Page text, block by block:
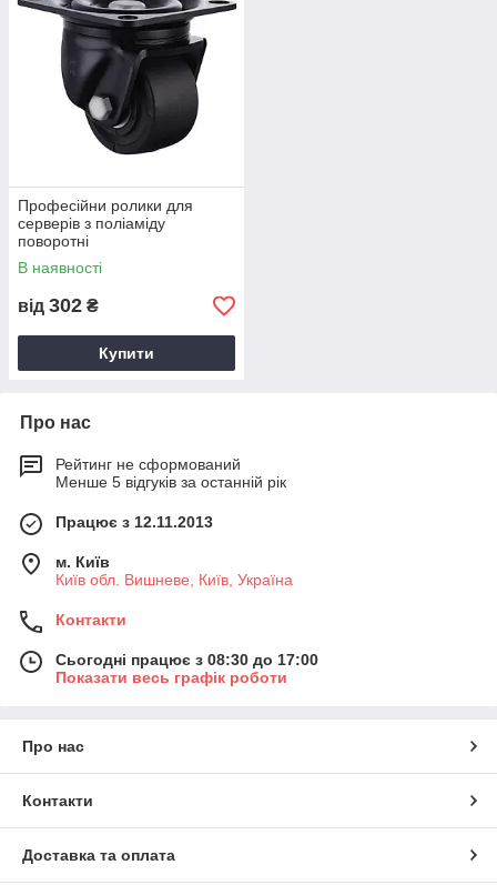
Професійни ролики для
серверів з поліаміду
поворотні
В наявності
від 302 ₴
Купити
Про нас
Рейтинг не сформований
Менше 5 відгуків за останній рік
Працює з 12.11.2013
м. Київ
Київ обл. Вишневе, Київ, Україна
Контакти
Сьогодні працює з 08:30 до 17:00
Показати весь графік роботи
Про нас
Контакти
Доставка та оплата